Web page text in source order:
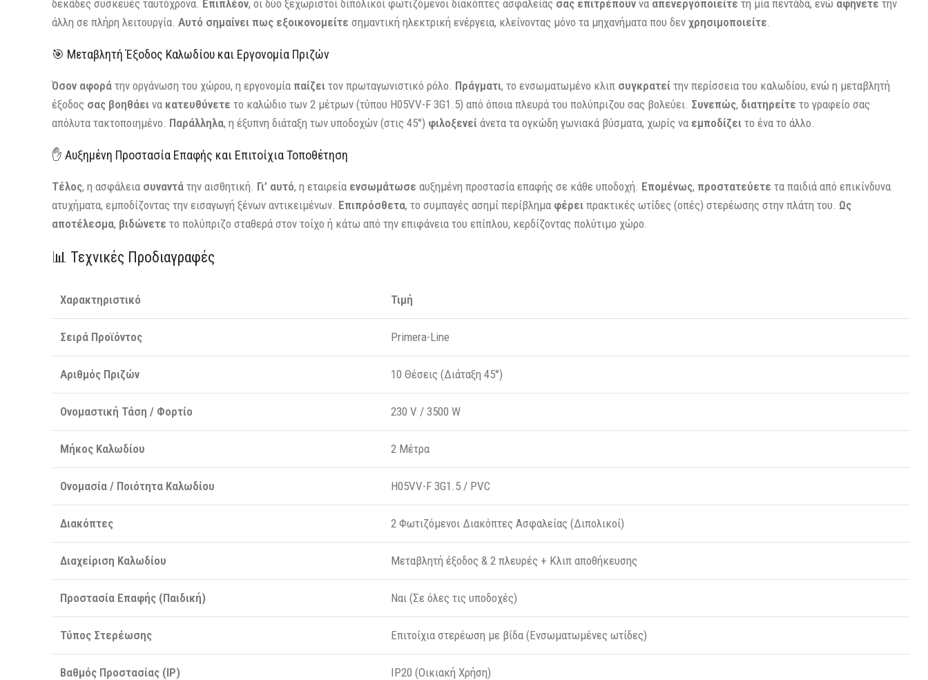
δεκάδες συσκευές ταυτόχρονα. Επιπλέον, οι δύο ξεχωριστοί διπολικοί φωτιζόμενοι διακόπτες ασφαλείας σας επιτρέπουν να απενεργοποιείτε τη μία πεντάδα, ενώ αφήνετε την
άλλη σε πλήρη λειτουργία. Αυτό σημαίνει πως εξοικονομείτε σημαντική ηλεκτρική ενέργεια, κλείνοντας μόνο τα μηχανήματα που δεν χρησιμοποιείτε
🎯 Μεταβλητή Έξοδος Καλωδίου και Εργονομία Πριζών
Όσον αφορά την οργάνωση του χώρου, η εργονομία παίζει τον πρωταγωνιστικό ρόλο. Πράγματι, το ενσωματωμένο κλιπ συγκρατεί την περίσσεια του καλωδίου, ενώ η μεταβλητή
έξοδος σας βοηθάει να κατευθύνετε το καλώδιο των 2 μέτρων (τύπου H05VV-F 3G1.5) από όποια πλευρά του πολύπριζου σας βολεύει. Συνεπώς, διατηρείτε το γραφείο σας
απόλυτα τακτοποιημένο. Παράλληλα, η έξυπνη διάταξη των υποδοχών (στις 45°) φιλοξενεί άνετα τα ογκώδη γωνιακά βύσματα, χωρίς να εμποδίζει το ένα το άλλο.
✋ Αυξημένη Προστασία Επαφής και Επιτοίχια Τοποθέτηση
Τέλος, η ασφάλεια συναντά την αισθητική. Γι’ αυτό, η εταιρεία ενσωμάτωσε αυξημένη προστασία επαφής σε κάθε υποδοχή. Επομένως, προστατεύετε τα παιδιά από επικίνδυνα
ατυχήματα, εμποδίζοντας την εισαγωγή ξένων αντικειμένων. Επιπρόσθετα, το συμπαγές ασημί περίβλημα φέρει πρακτικές ωτίδες (οπές) στερέωσης στην πλάτη του. Ως
αποτέλεσμα, βιδώνετε το πολύπριζο σταθερά στον τοίχο ή κάτω από την επιφάνεια του επίπλου, κερδίζοντας πολύτιμο χώρο.
📊 Τεχνικές Προδιαγραφές
Χαρακτηριστικό Τιμή
Σειρά Προϊόντος Primera-Line
Αριθμός Πριζών 10 Θέσεις (Διάταξη 45°)
Ονομαστική Τάση / Φορτίο 230 V / 3500 W
Μήκος Καλωδίου 2 Μέτρα
Ονομασία / Ποιότητα Καλωδίου H05VV-F 3G1.5 / PVC
Διακόπτες 2 Φωτιζόμενοι Διακόπτες Ασφαλείας (Διπολικοί)
Διαχείριση Καλωδίου Μεταβλητή έξοδος & 2 πλευρές + Κλιπ αποθήκευσης
Προστασία Επαφής (Παιδική) Ναι (Σε όλες τις υποδοχές)
Τύπος Στερέωσης Επιτοίχια στερέωση με βίδα (Ενσωματωμένες ωτίδες)
Βαθμός Προστασίας (IP) IP20 (Οικιακή Χρήση)